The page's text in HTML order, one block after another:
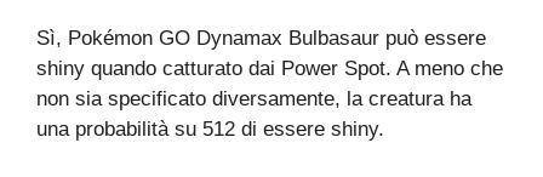
Sì, Pokémon GO Dynamax Bulbasaur può essere
shiny quando catturato dai Power Spot. A meno che
non sia specificato diversamente, la creatura ha
una probabilità su 512 di essere shiny.